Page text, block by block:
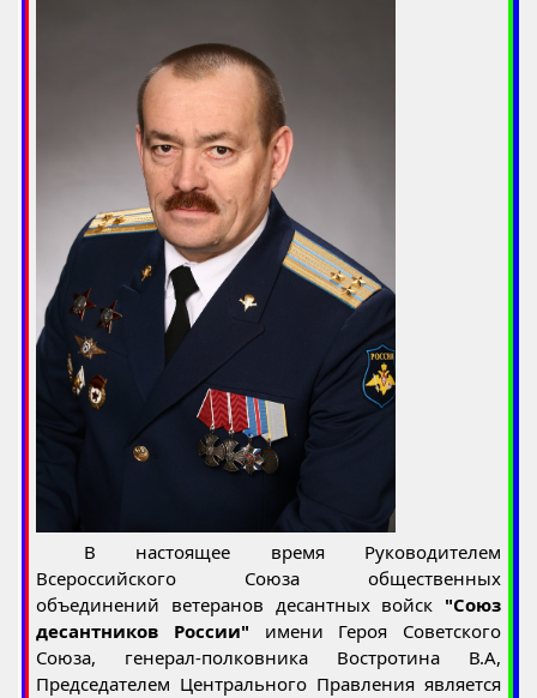
В настоящее время Руководителем
Всероссийского Союза общественных
объединений ветеранов десантных войск "Союз
десантников России" имени Героя Советского
Союза, генерал-полковника Востротина В.А,
Председателем Центрального Правления является